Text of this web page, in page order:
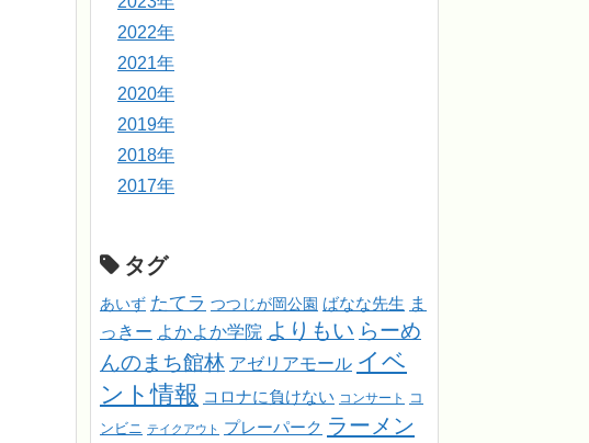
2022年
2021年
2020年
2019年
2018年
2017年
タグ
あいず たてラ つつじが岡公園 ばなな先生 ま
っきー よかよか学院 よりもい らーめ
んのまち館林 アゼリアモール イベ
ント情報 コロナに負けない コンサート
コ
ンビニ テイクアウト プレーパーク ラーメン